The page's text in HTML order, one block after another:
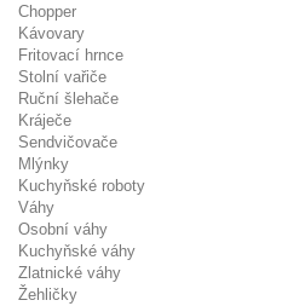
Chopper
Kávovary
Fritovací hrnce
Stolní vařiče
Ruční šlehače
Kráječe
Sendvičovače
Mlýnky
Kuchyňské roboty
Váhy
Osobní váhy
Kuchyňské váhy
Zlatnické váhy
Žehličky